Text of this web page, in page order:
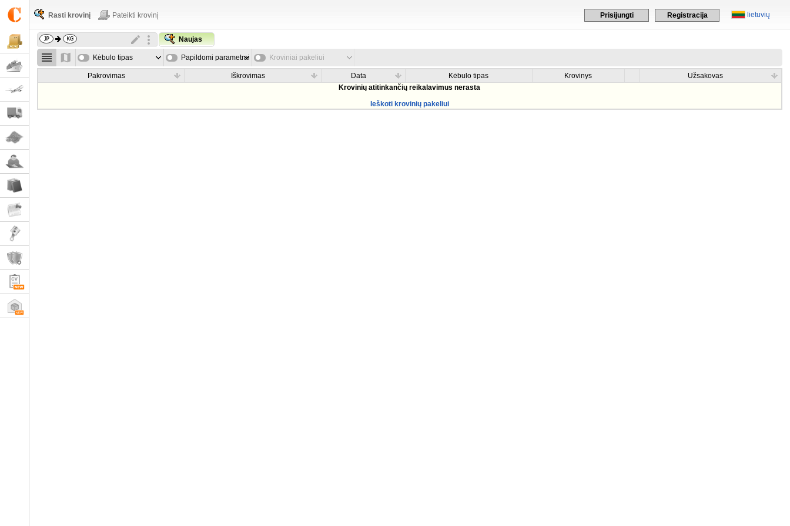
lietuvių
Prisijungti Registracija
Rasti krovinį Pateikti krovinį
Naujas
Kėbulo tipas Papildomi parametrai Kroviniai pakeliui
Pakrovimas Iškrovimas Data Kėbulo tipas Krovinys
Užsakovas
Krovinių atitinkančių reikalavimus nerasta
Ieškoti krovinių pakeliui